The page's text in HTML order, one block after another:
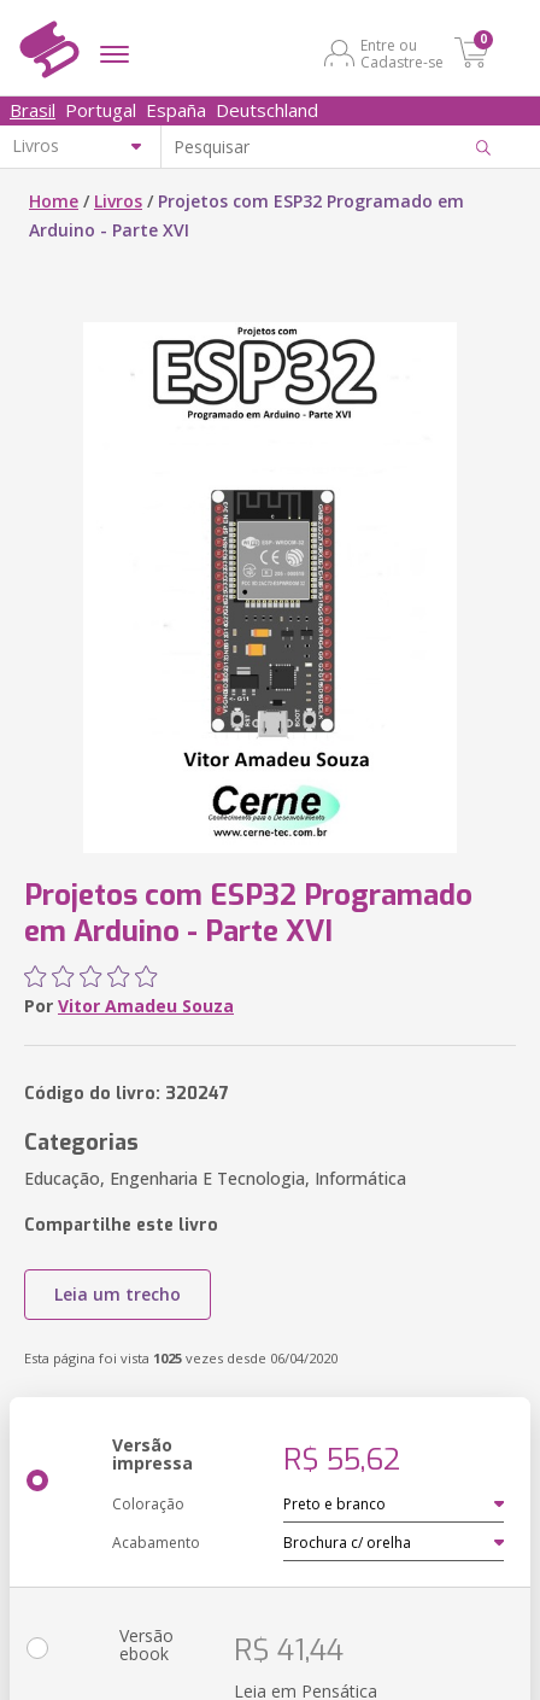
Entre ou
Cadastre-se
0
Brasil Portugal España Deutschland
Home / Livros / Projetos com ESP32 Programado em
Arduino - Parte XVI
Projetos com ESP32 Programado
em Arduino - Parte XVI
Por Vitor Amadeu Souza
Código do livro: 320247
Categorias
Educação, Engenharia E Tecnologia, Informática
Compartilhe este livro
Leia um trecho
Esta página foi vista 1025 vezes desde 06/04/2020
Versão
impressa R$ 55,62
Coloração
Acabamento
Versão
ebook R$ 41,44
Leia em Pensática